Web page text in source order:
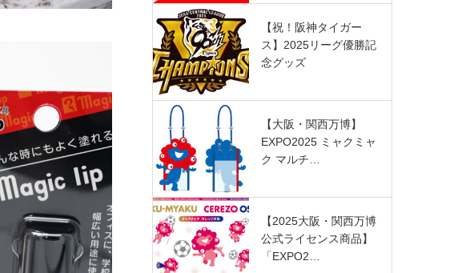
【祝！阪神タイガー
ス】2025リーグ優勝記
念グッズ
【大阪・関西万博】
EXPO2025 ミャクミャ
ク マルチ…
【2025大阪・関西万博
公式ライセンス商品】
「EXPO2…